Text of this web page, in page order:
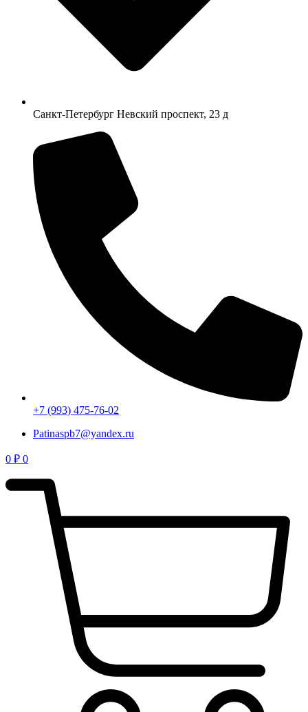
Санкт-Петербург Невский проспект, 23 д
+7 (993) 475-76-02
Patinaspb7@yandex.ru
0 ₽ 0